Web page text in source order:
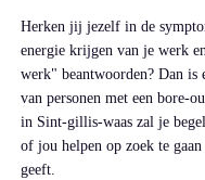
Herken jij jezelf in de
energie krijgen van je werk
werk" beantwoorden? Dan is
van personen met een bore-
in Sint-gillis-waas zal je
of jou helpen op zoek te
geeft.